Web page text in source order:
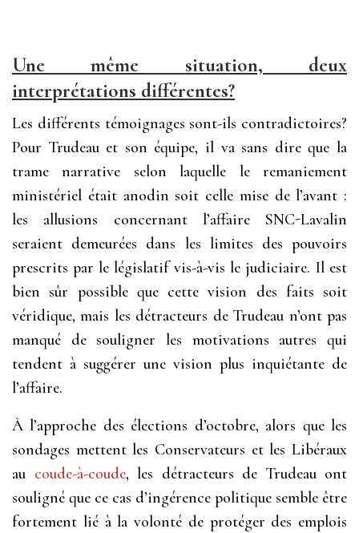
Une même situation, deux
interprétations différentes?
Les différents témoignages sont-ils contradictoires?
Pour Trudeau et son équipe, il va sans dire que la
trame narrative selon laquelle le remaniement
ministériel était anodin soit celle mise de l’avant :
les allusions concernant l’affaire SNC-Lavalin
seraient demeurées dans les limites des pouvoirs
prescrits par le législatif vis-à-vis le judiciaire. Il est
bien sûr possible que cette vision des faits soit
véridique, mais les détracteurs de Trudeau n’ont pas
manqué de souligner les motivations autres qui
tendent à suggérer une vision plus inquiétante de
l’affaire.
À l’approche des élections d’octobre, alors que les
sondages mettent les Conservateurs et les Libéraux
au coude-à-coude, les détracteurs de Trudeau ont
souligné que ce cas d’ingérence politique semble être
fortement lié à la volonté de protéger des emplois